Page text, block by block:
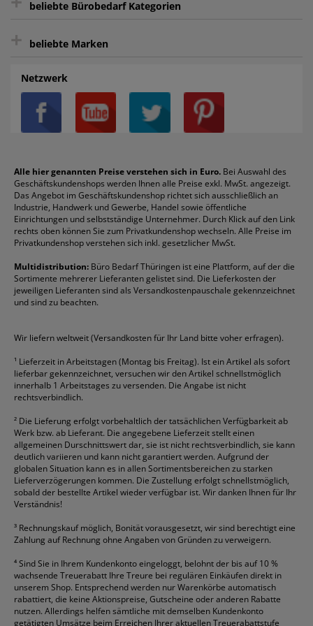
intelligentes Kundenkonto
FAQ
AGB
Datenschutz
Privatsphäre-Einstellungen
Über uns
Reklamation / Retouren
Vertrag widerrufen (Privatkunden)
Rabatte & Aktionen
beliebte Bürobedarf Kategorien
Aktenvernichter
Batterien
Bleistifte
Blöcke
Boardmarker
Briefumschläge
Druckerpatronen
Etiketten
Fineliner
Folienschreiber
Formulare
Gelschreiber
Geschäftsbücher
Heftstreifen
Kaffee
Klebeband
Klemmmappen
Kopierpapier
Korrekturmittel
Kugelschreiber
Mappen
Ordner
Packband
Permanentmarker
Radiergummis
Schnellhefter
Sichthüllen
Taschenrechner
Textmarker
Tintenroller
Tintenpatronen
Toilettenpapier
Toner
Versandmaterial
Versandtaschen
+ beliebte Marken
Alco
Avery/Zweckform
Canon
Durable
DYMO
Edding
Esselte
Faber-Castell
Fellowes
Franken
Fripa
HP
Leitz
Läufer
Melitta
Pentel
Pelikan
Pilot
Pritt
Schneider
Stabilo
Staedtler
alle Marken anzeigen
Netzwerk
Alle hier genannten Preise verstehen sich in Euro. Bei Auswahl des
Geschäftskundenshops werden Ihnen alle Preise exkl. MwSt. angezeigt.
Das Angebot im Geschäftskundenshop richtet sich ausschließlich an
Industrie, Handwerk und Gewerbe, Handel sowie öffentliche
Einrichtungen und selbstständige Unternehmer. Durch Klick auf den Link
rechts oben können Sie zum Privatkundenshop wechseln. Alle Preise im
Privatkundenshop verstehen sich inkl. gesetzlicher MwSt.
Multidistribution: Büro Bedarf Thüringen ist eine Plattform, auf der die
Sortimente mehrerer Lieferanten gelistet sind. Die Lieferkosten der
jeweiligen Lieferanten sind als Versandkostenpauschale gekennzeichnet
und sind zu beachten.
Wir liefern weltweit (Versandkosten für Ihr Land bitte voher erfragen).
¹ Lieferzeit in Arbeitstagen (Montag bis Freitag). Ist ein Artikel als sofort
lieferbar gekennzeichnet, versuchen wir den Artikel schnellstmöglich
innerhalb 1 Arbeitstages zu versenden. Die Angabe ist nicht
rechtsverbindlich.
² Die Lieferung erfolgt vorbehaltlich der tatsächlichen Verfügbarkeit ab
Werk bzw. ab Lieferant. Die angegebene Lieferzeit stellt einen
allgemeinen Durschnittswert dar, sie ist nicht rechtsverbindlich, sie kann
deutlich variieren und kann nicht garantiert werden. Aufgrund der
globalen Situation kann es in allen Sortimentsbereichen zu starken
Lieferverzögerungen kommen. Die Zustellung erfolgt schnellstmöglich,
sobald der bestellte Artikel wieder verfügbar ist. Wir danken Ihnen für Ihr
Verständnis!
³ Rechnungskauf möglich, Bonität vorausgesetzt, wir sind berechtigt eine
Zahlung auf Rechnung ohne Angaben von Gründen zu verweigern.
⁴Sind Sie in Ihrem Kundenkonto eingeloggt, belohnt der bis auf 10 %
wachsende Treuerabatt Ihre Treure bei regulären Einkäufen direkt in
unserem Shop. Entsprechend werden nur Warenkörbe automatisch
rabattiert, die keine Aktionspreise, Gutscheine oder anderen Rabatte
nutzen. Allerdings helfen sämtliche mit demselben Kundenkonto
getätigten Umsätze beim Erreichen Ihrer aktuellen Treuerabattstufe